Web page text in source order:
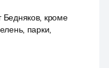
Бедняков, кроме
парки,